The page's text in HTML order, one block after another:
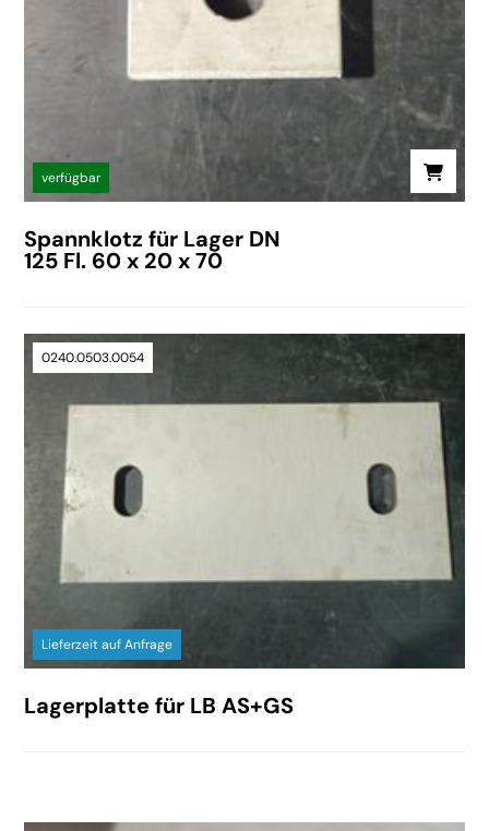
verfügbar
Spannklotz für Lager DN
125 Fl. 60 x 20 x 70
0240.0503.0054
Lieferzeit auf Anfrage
Lagerplatte für LB AS+GS